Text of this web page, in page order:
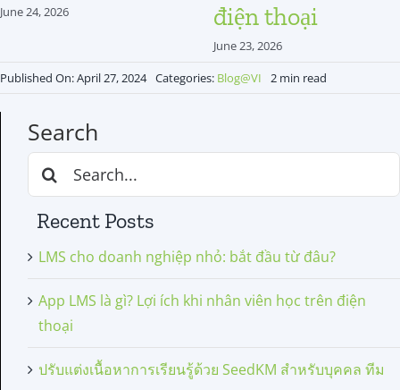
June 24, 2026
điện thoại
June 23, 2026
Published On: April 27, 2024 Categories: Blog@VI 2 min read
Search
Search
for:
Recent Posts
LMS cho doanh nghiệp nhỏ: bắt đầu từ đâu?
App LMS là gì? Lợi ích khi nhân viên học trên điện
thoại
ปรับแต่งเนื้อหาการเรียนรู้ด้วย SeedKM สำหรับบุคคล ทีม